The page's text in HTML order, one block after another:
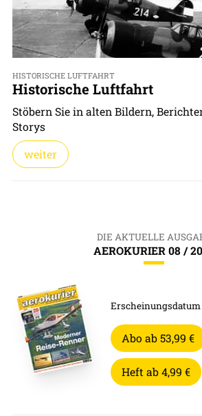
HISTORISCHE LUFTFAHRT
Historische Luftfahrt
Stöbern Sie in alten Bildern,
Storys
weiter
DIE AKTUELLE
AEROKURIER 08 /
Erscheinungsdatum
Abo ab 53,99 €
Heft ab 4,99 €